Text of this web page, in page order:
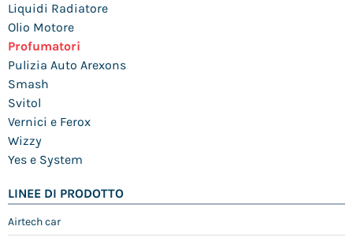
Liquidi Radiatore
Olio Motore
Profumatori
Pulizia Auto Arexons
Smash
Svitol
Vernici e Ferox
Wizzy
Yes e System
LINEE DI PRODOTTO
Airtech car